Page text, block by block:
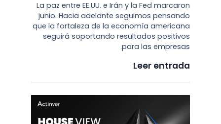
La paz entre EE.UU. e Irán y la Fed marcaron
junio. Hacia adelante seguimos pensando
que la fortaleza de la economía americana
seguirá soportando resultados positivos
para las empresas.
Leer entrada